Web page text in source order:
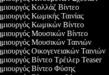
Κολλάζ Βίντεο
Κωμικής Ταινίας
Κωμικών Βίντεο
Μουσικών Βίντεο
Μουσικών Ταινιών
Οικογενειακών Ταινιών
Βίντεο Τρέιλερ Teaser
Βίντεο Φύσης